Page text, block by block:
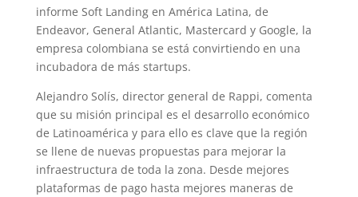
informe Soft Landing en América Latina, de
Endeavor, General Atlantic, Mastercard y Google, la
empresa colombiana se está convirtiendo en una
incubadora de más startups.
Alejandro Solís, director general de Rappi, comenta
que su misión principal es el desarrollo económico
de Latinoamérica y para ello es clave que la región
se llene de nuevas propuestas para mejorar la
infraestructura de toda la zona. Desde mejores
plataformas de pago hasta mejores maneras de